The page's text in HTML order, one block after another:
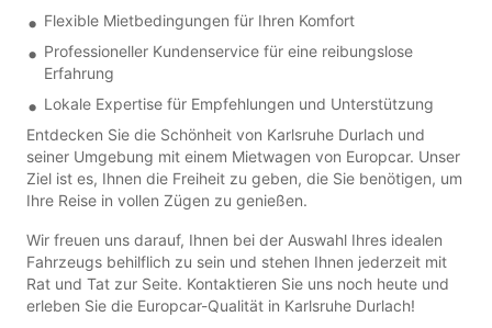
Flexible Mietbedingungen für Ihren Komfort
Professioneller Kundenservice für eine reibungslose
Erfahrung
Lokale Expertise für Empfehlungen und Unterstützung
Entdecken Sie die Schönheit von Karlsruhe Durlach und
seiner Umgebung mit einem Mietwagen von Europcar. Unser
Ziel ist es, Ihnen die Freiheit zu geben, die Sie benötigen, um
Ihre Reise in vollen Zügen zu genießen.
Wir freuen uns darauf, Ihnen bei der Auswahl Ihres idealen
Fahrzeugs behilflich zu sein und stehen Ihnen jederzeit mit
Rat und Tat zur Seite. Kontaktieren Sie uns noch heute und
erleben Sie die Europcar-Qualität in Karlsruhe Durlach!